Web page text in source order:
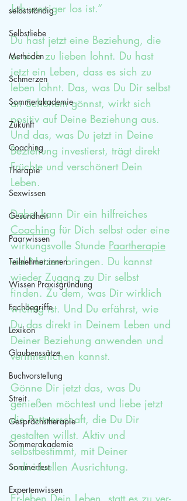
selbstständig
Selbstliebe
Methoden
Schmerzen
Sommerakademie
Zukunft
Coaching
Therapie
Sexwissen
Gesundheit
Paarwissen
Teilnehmer:innen
Wissen Praxisgründung
Fachbegriffe
Lexikon
Glaubenssätze
Buchvorstellung
Streit
Gesprächstherapie
Sommerakademie
Sommerfest
Expertenwissen
Job weniger los ist.“
Du hast jetzt eine Beziehung, die
es sich zu lieben lohnt. Du hast
jetzt ein Leben, dass es sich zu
leben lohnt. Das, was Du Dir selbst
an Schönem gönnst, wirkt sich
positiv auf Deine Beziehung aus.
Und das, was Du jetzt in Deine
Beziehung investierst, trägt direkt
Früchte und verschönert Dein
Leben.
Dabei kann Dir ein hilfreiches
Coaching für Dich selbst oder eine
wirkungsvolle Stunde Paartherapie
viel Nutzen bringen. Du kannst
wieder Zugang zu Dir selbst
finden. Zu dem, was Dir wirklich
wichtig ist. Und Du erfährst, wie
Du das direkt in Deinem Leben und
Deiner Beziehung anwenden und
verinnerlichen kannst.
Gönne Dir jetzt das, was Du
genießen möchtest und liebe jetzt
die Partnerschaft, die Du Dir
gestalten willst. Aktiv und
selbstbestimmt, mit Deiner
individuellen Ausrichtung.
Er-leben Dein Leben, statt es zu ver-